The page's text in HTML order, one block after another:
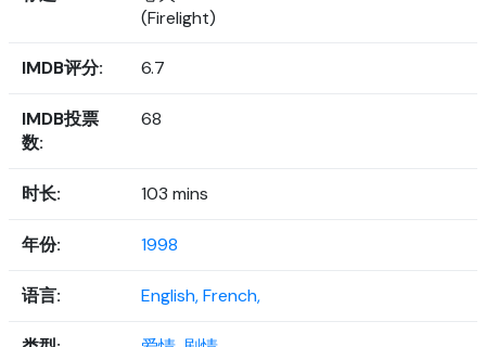
(Firelight)
IMDB评分: 6.7
IMDB投票
数:
68
时长: 103 mins
年份: 1998
语言: English,French,